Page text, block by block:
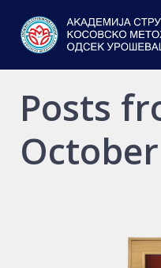
Posts